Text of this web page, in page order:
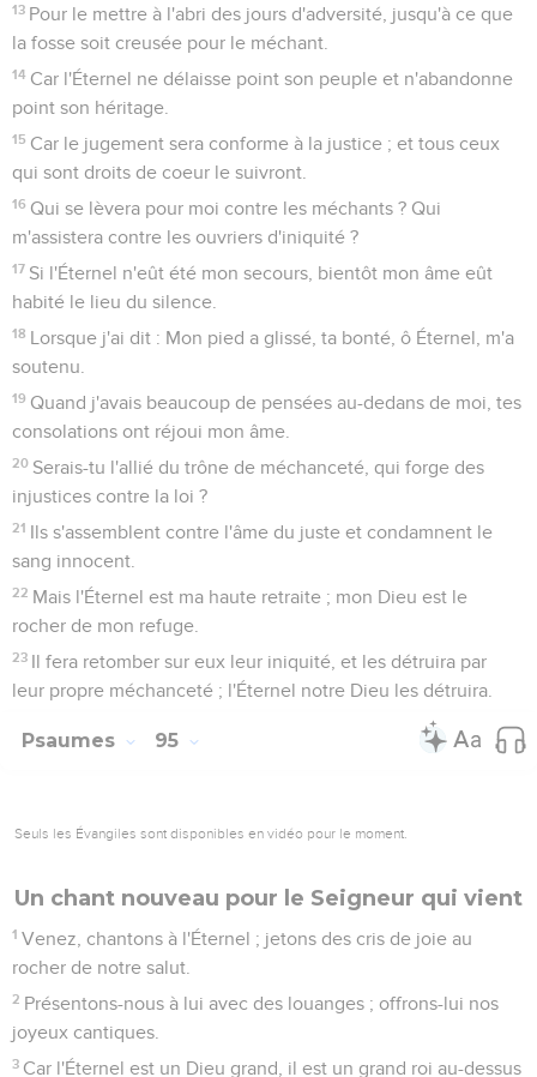
13 Pour le mettre à l'abri des jours d'adversité, jusqu'à ce que
la fosse soit creusée pour le méchant.
14 Car l'Éternel ne délaisse point son peuple et n'abandonne
point son héritage.
15 Car le jugement sera conforme à la justice ; et tous ceux
qui sont droits de coeur le suivront.
16 Qui se lèvera pour moi contre les méchants ? Qui
m'assistera contre les ouvriers d'iniquité ?
17 Si l'Éternel n'eût été mon secours, bientôt mon âme eût
habité le lieu du silence.
18 Lorsque j'ai dit : Mon pied a glissé, ta bonté, ô Éternel, m'a
soutenu.
19 Quand j'avais beaucoup de pensées au-dedans de moi, tes
consolations ont réjoui mon âme.
20 Serais-tu l'allié du trône de méchanceté, qui forge des
injustices contre la loi ?
21 Ils s'assemblent contre l'âme du juste et condamnent le
sang innocent.
22 Mais l'Éternel est ma haute retraite ; mon Dieu est le
rocher de mon refuge.
23 Il fera retomber sur eux leur iniquité, et les détruira par
leur propre méchanceté ; l'Éternel notre Dieu les détruira.
Psaumes 95
Seuls les Évangiles sont disponibles en vidéo pour le moment.
Un chant nouveau pour le Seigneur qui vient
1 Venez, chantons à l'Éternel ; jetons des cris de joie au
rocher de notre salut.
2 Présentons-nous à lui avec des louanges ; offrons-lui nos
joyeux cantiques.
3 Car l'Éternel est un Dieu grand, il est un grand roi au-dessus